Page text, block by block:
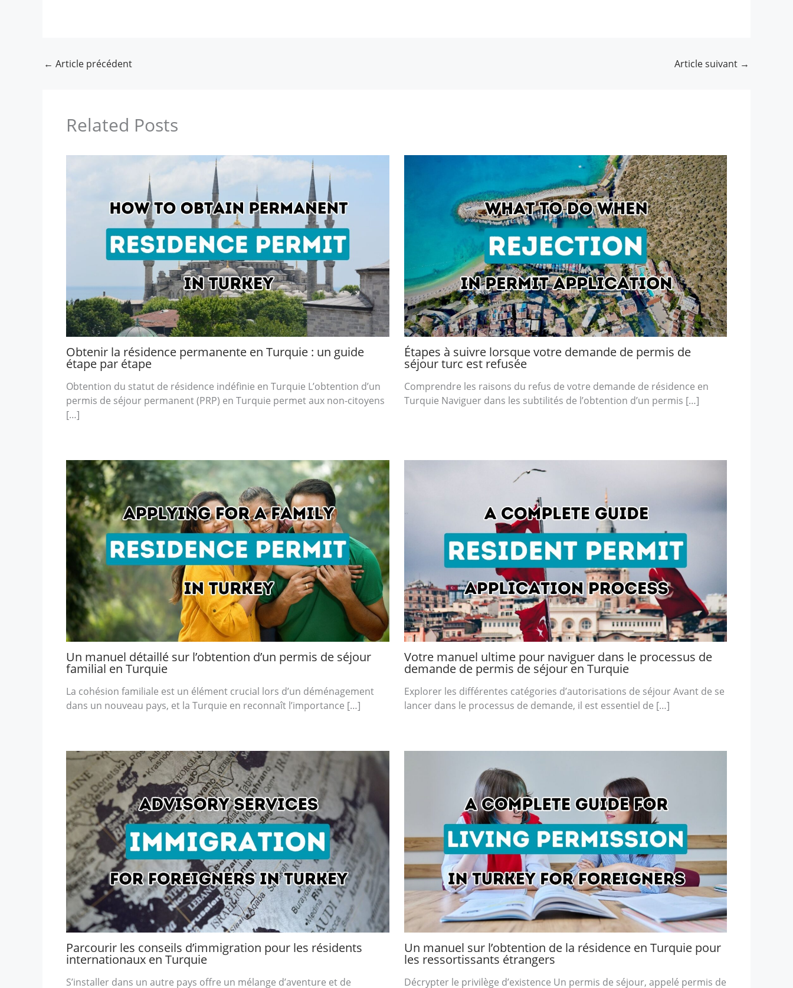
← Article précédent Article suivant →
Related Posts
Obtenir la résidence permanente en Turquie : un guide
étape par étape
Obtention du statut de résidence indéfinie en Turquie L’obtention d’un
permis de séjour permanent (PRP) en Turquie permet aux non-citoyens
[…]
Étapes à suivre lorsque votre demande de permis de
séjour turc est refusée
Comprendre les raisons du refus de votre demande de résidence en
Turquie Naviguer dans les subtilités de l’obtention d’un permis […]
Un manuel détaillé sur l’obtention d’un permis de séjour
familial en Turquie
La cohésion familiale est un élément crucial lors d’un déménagement
dans un nouveau pays, et la Turquie en reconnaît l’importance […]
Votre manuel ultime pour naviguer dans le processus de
demande de permis de séjour en Turquie
Explorer les différentes catégories d’autorisations de séjour Avant de se
lancer dans le processus de demande, il est essentiel de […]
Parcourir les conseils d’immigration pour les résidents
internationaux en Turquie
S’installer dans un autre pays offre un mélange d’aventure et de
Un manuel sur l’obtention de la résidence en Turquie pour
les ressortissants étrangers
Décrypter le privilège d’existence Un permis de séjour, appelé permis de